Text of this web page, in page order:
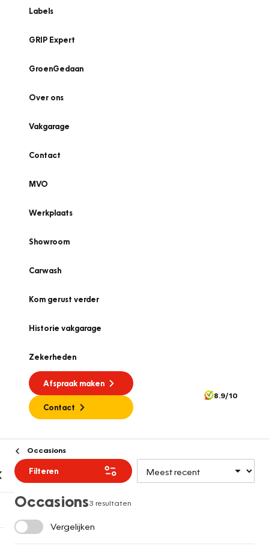
Labels
GRIP Expert
GroenGedaan
Over ons
Vakgarage
Contact
MVO
Werkplaats
Showroom
Carwash
Kom gerust verder
Historie vakgarage
Zekerheden
Afspraak maken
Contact
8.9/10
Occasions
Filteren
Occasions3 resultaten
Vergelijken